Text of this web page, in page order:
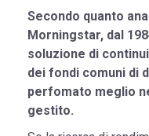
Secondo quanto
Morningstar, dal
soluzione di
dei fondi comuni di
perfomato meglio
gestito.